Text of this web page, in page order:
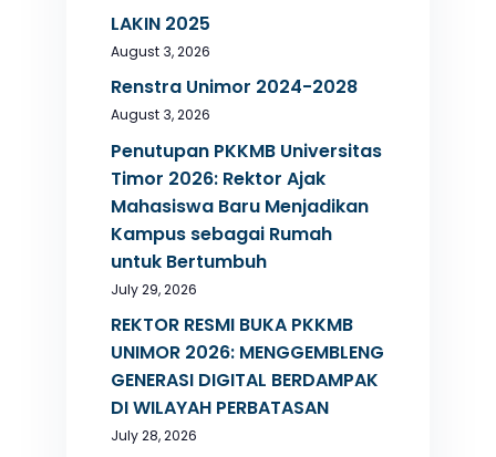
LAKIN 2025
August 3, 2026
Renstra Unimor 2024-2028
August 3, 2026
Penutupan PKKMB Universitas
Timor 2026: Rektor Ajak
Mahasiswa Baru Menjadikan
Kampus sebagai Rumah
untuk Bertumbuh
July 29, 2026
REKTOR RESMI BUKA PKKMB
UNIMOR 2026: MENGGEMBLENG
GENERASI DIGITAL BERDAMPAK
DI WILAYAH PERBATASAN
July 28, 2026